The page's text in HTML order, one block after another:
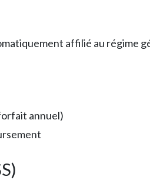
affilié au régime
annuel)